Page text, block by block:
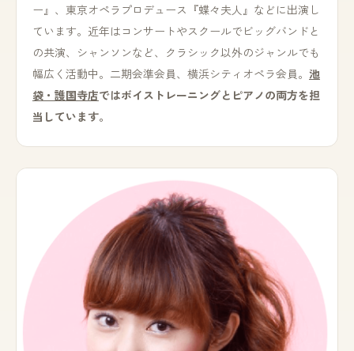
ー』、東京オペラプロデュース『蝶々夫人』などに出演し
ています。近年はコンサートやスクールでビッグバンドと
の共演、シャンソンなど、クラシック以外のジャンルでも
幅広く活動中。二期会準会員、横浜シティオペラ会員。 池
袋・護国寺店ではボイストレーニングとピアノの両方を担
当しています。